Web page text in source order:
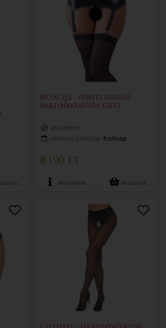
NO:XQSE - fényes hatású
harisnyatartós szett
készleten
várható szállítás: holnap
8 190 Ft
Részletek Kosárba